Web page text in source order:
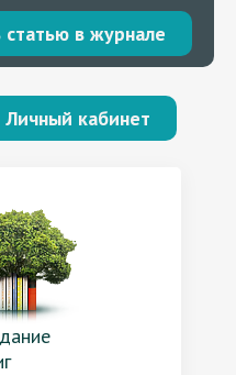
статью в журнале
Личный кабинет